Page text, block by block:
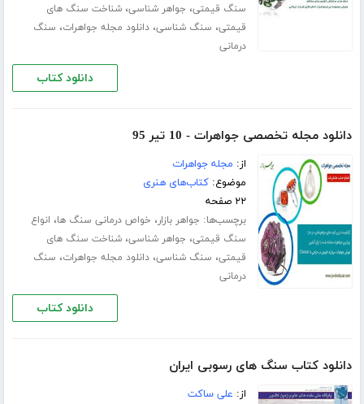
سنگ قیمتی، جواهر شناسی،شناخت سنگ های
قیمتی، سنگ شناسی،دانلود مجله جواهرات، سنگ
درمانی
دانلود کتاب
دانلود مجله تخصصی جواهرات - 10 تیر 95
از: مجله جواهرات
موضوع:کتاب‌های هنری
۲۲ صفحه
برچسب‌ها: جواهر بازار، خواص درمانی سنگ ها، انواع
سنگ قیمتی، جواهر شناسی،شناخت سنگ های
قیمتی، سنگ شناسی،دانلود مجله جواهرات، سنگ
درمانی
دانلود کتاب
دانلود کتاب سنگ های رسوبی ایران
از: علی ساکت